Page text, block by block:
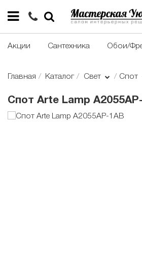
Акции Сантехника Обои/
Главная Каталог Свет Спот
Cпот Arte Lamp